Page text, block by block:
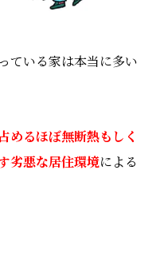
ている家は本当に多い
めるほぼ無断熱もしく
劣悪な居住環境による